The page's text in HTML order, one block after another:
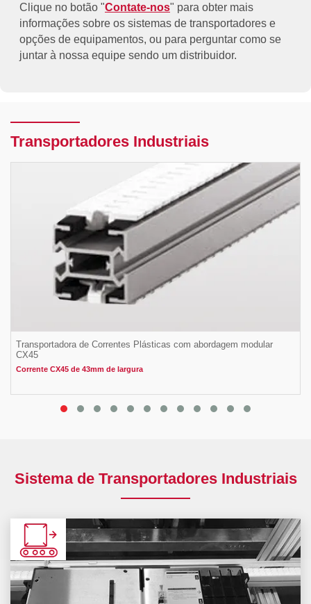
Clique no botão "Contate-nos" para obter mais
informações sobre os sistemas de transportadores e
opções de equipamentos, ou para perguntar como se
juntar à nossa equipe sendo um distribuidor.
Transportadores Industriais
Transportadora de Correntes Plásticas com abordagem modular
CX45
Corrente CX45 de 43mm de largura
Sistema de Transportadores Industriais